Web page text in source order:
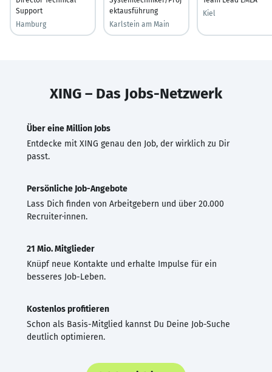
Support
Hamburg
ektausführung
Karlstein am Main
Kiel
XING – Das Jobs-Netzwerk
Über eine Million Jobs
Entdecke mit XING genau den Job, der wirklich zu Dir
passt.
Persönliche Job-Angebote
Lass Dich finden von Arbeitgebern und über 20.000
Recruiter·innen.
21 Mio. Mitglieder
Knüpf neue Kontakte und erhalte Impulse für ein
besseres Job-Leben.
Kostenlos profitieren
Schon als Basis-Mitglied kannst Du Deine Job-Suche
deutlich optimieren.